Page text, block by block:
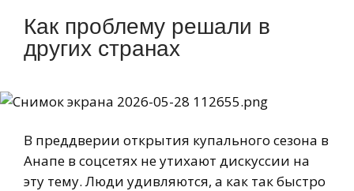
Как проблему решали в
других странах
В преддверии открытия купального сезона в
Анапе в соцсетях не утихают дискуссии на
эту тему. Люди удивляются, а как так быстро